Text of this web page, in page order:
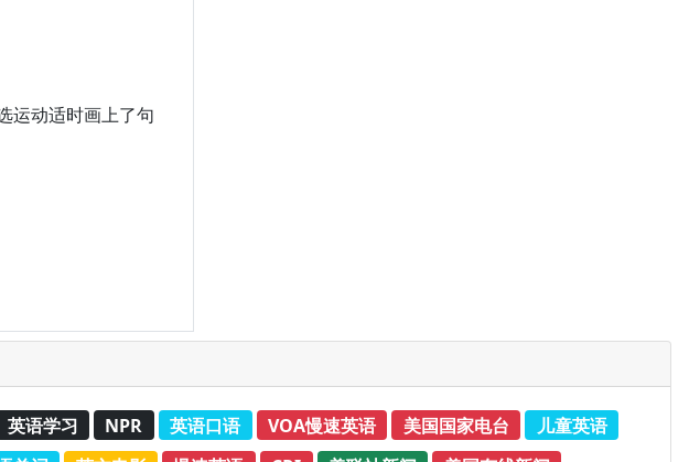
动适时画上了句
英语学习 NPR 英语口语 VOA慢速英语 美国国家电台
儿童英语